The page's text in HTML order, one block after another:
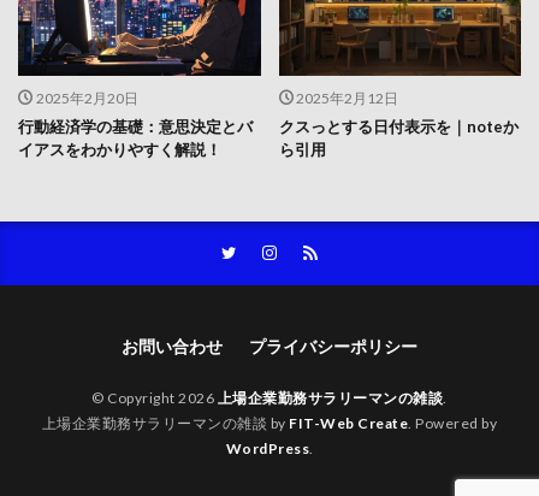
2025年2月20日
行動経済学の基礎：意思決定とバ
イアスをわかりやすく解説！
2025年2月12日
クスっとする日付表示を｜noteか
ら引用
お問い合わせ プライバシーポリシー
© Copyright 2026 上場企業勤務サラリーマンの雑談
上場企業勤務サラリーマンの雑談 by FIT-Web Create . Powered by
WordPress